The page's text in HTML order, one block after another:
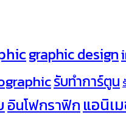
graphic design
รับทำการ์ตูน
อินโฟกราฟิก แอนิเ